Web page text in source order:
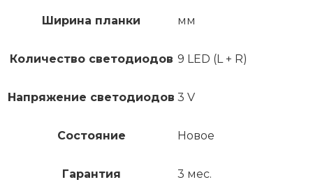
Ширина планки мм
Количество светодиодов 9 LED (L + R)
Напряжение светодиодов 3 V
Состояние Новое
Гарантия 3 мес.